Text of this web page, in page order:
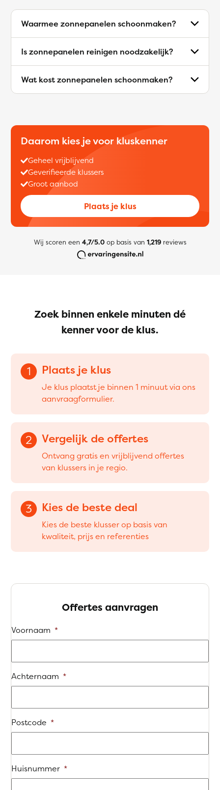
Waarmee zonnepanelen schoonmaken?
Is zonnepanelen reinigen noodzakelijk?
Wat kost zonnepanelen schoonmaken?
Daarom kies je voor kluskenner
Geheel vrijblijvend
Geverifieerde klussers
Groot aanbod
Plaats je klus
Wij scoren een 4,7/5.0op basis van 1,219reviews
Zoek binnen enkele minuten dé
kenner voor de klus.
1 Plaats je klus
Je klus plaatst je binnen 1 minuut via ons
aanvraagformulier.
2 Vergelijk de offertes
Ontvang gratis en vrijblijvend offertes
van klussers in je regio.
3 Kies de beste deal
Kies de beste klusser op basis van
kwaliteit, prijs en referenties
Offertes aanvragen
Voornaam *
Achternaam *
Postcode *
Huisnummer *